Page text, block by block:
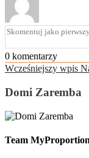
0 komentarzy
Wcześniejszy wpis
Domi Zaremba
Team MyProportion